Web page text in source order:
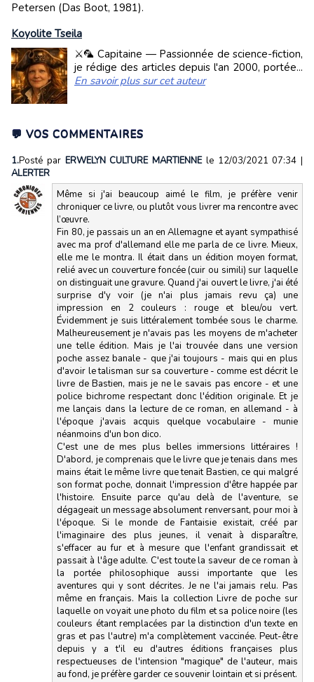
Petersen (Das Boot, 1981).
Koyolite Tseila
⚔️🦜 Capitaine — Passionnée de science-fiction,
je rédige des articles depuis l'an 2000, portée...
En savoir plus sur cet auteur
💬 VOS COMMENTAIRES
1.Posté par ERWELYN CULTURE MARTIENNE le 12/03/2021 07:34 |
ALERTER
Même si j'ai beaucoup aimé le film, je préfère venir
chroniquer ce livre, ou plutôt vous livrer ma rencontre avec
l’œuvre.
Fin 80, je passais un an en Allemagne et ayant sympathisé
avec ma prof d'allemand elle me parla de ce livre. Mieux,
elle me le montra. Il était dans un édition moyen format,
relié avec un couverture foncée (cuir ou simili) sur laquelle
on distinguait une gravure. Quand j'ai ouvert le livre, j'ai été
surprise d'y voir (je n'ai plus jamais revu ça) une
impression en 2 couleurs : rouge et bleu/ou vert.
Évidemment je suis littéralement tombée sous le charme.
Malheureusement je n'avais pas les moyens de m'acheter
une telle édition. Mais je l'ai trouvée dans une version
poche assez banale - que j'ai toujours - mais qui en plus
d'avoir le talisman sur sa couverture - comme est décrit le
livre de Bastien, mais je ne le savais pas encore - et une
police bichrome respectant donc l'édition originale. Et je
me lançais dans la lecture de ce roman, en allemand - à
l'époque j'avais acquis quelque vocabulaire - munie
néanmoins d'un bon dico.
C'est une de mes plus belles immersions littéraires !
D'abord, je comprenais que le livre que je tenais dans mes
mains était le même livre que tenait Bastien, ce qui malgré
son format poche, donnait l'impression d'être happée par
l'histoire. Ensuite parce qu'au delà de l'aventure, se
dégageait un message absolument renversant, pour moi à
l'époque. Si le monde de Fantaisie existait, créé par
l'imaginaire des plus jeunes, il venait à disparaître,
s'effacer au fur et à mesure que l'enfant grandissait et
passait à l'âge adulte. C'est toute la saveur de ce roman à
la portée philosophique aussi importante que les
aventures qui y sont décrites. Je ne l'ai jamais relu. Pas
même en français. Mais la collection Livre de poche sur
laquelle on voyait une photo du film et sa police noire (les
couleurs étant remplacées par la distinction d'un texte en
gras et pas l'autre) m'a complètement vaccinée. Peut-être
depuis y a t'il eu d'autres éditions françaises plus
respectueuses de l'intension "magique" de l'auteur, mais
au fond, je préfère garder ce souvenir lointain et si présent.